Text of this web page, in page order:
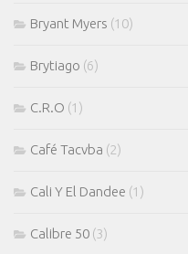
Bryant Myers (10)
Brytiago (6)
C.R.O (1)
Café Tacvba (2)
Cali Y El Dandee (1)
Calibre 50 (3)